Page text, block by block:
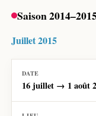
Saison
Juillet 2015
16 juillet → 1 août